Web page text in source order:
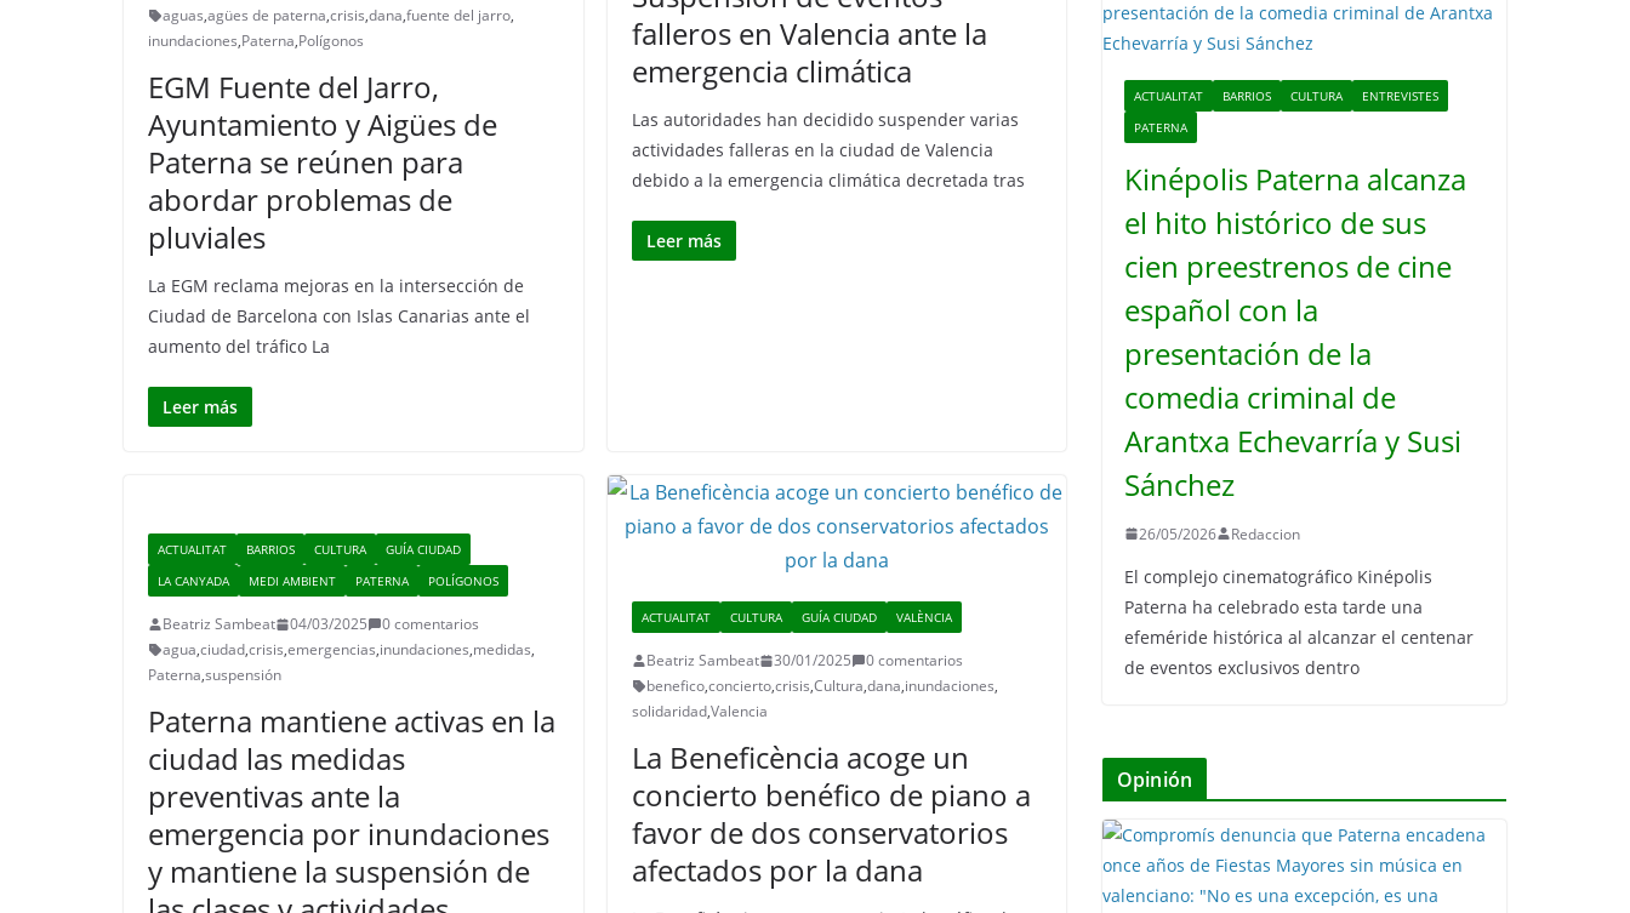
aguas,agües de paterna,crisis,dana,fuente del jarro,
inundaciones,Paterna,Polígonos
EGM Fuente del Jarro,
Ayuntamiento y Aigües de
Paterna se reúnen para
abordar problemas de
pluviales
La EGM reclama mejoras en la intersección de
Ciudad de Barcelona con Islas Canarias ante el
aumento del tráfico La
Leer más
falleros en Valencia ante la
emergencia climática
Las autoridades han decidido suspender varias
actividades falleras en la ciudad de Valencia
debido a la emergencia climática decretada tras
Leer más
ACTUALITAT BARRIOS CULTURA
GUÍA CIUDAD
LA CANYADA
MEDI AMBIENT PATERNA POLÍGONOS
Beatriz Sambeat 04/03/2025
0 comentarios
agua,ciudad,crisis,emergencias,inundaciones,medidas,
Paterna,suspensión
Paterna mantiene activas en la
ciudad las medidas
preventivas ante la
emergencia por inundaciones
y mantiene la suspensión de
ACTUALITAT CULTURA GUÍA CIUDAD VALÈNCIA
Beatriz Sambeat 30/01/2025
0 comentarios
benefico,concierto,crisis,Cultura,dana,inundaciones,
solidaridad,Valencia
La Beneficència acoge un
concierto benéfico de piano a
favor de dos conservatorios
afectados por la dana
ACTUALITAT BARRIOS CULTURA
ENTREVISTES
PATERNA
Kinépolis Paterna alcanza
el hito histórico de sus
cien preestrenos de cine
español con la
presentación de la
comedia criminal de
Arantxa Echevarría y Susi
Sánchez
26/05/2026 Redaccion
El complejo cinematográfico Kinépolis
Paterna ha celebrado esta tarde una
efeméride histórica al alcanzar el centenar
de eventos exclusivos dentro
Opinión